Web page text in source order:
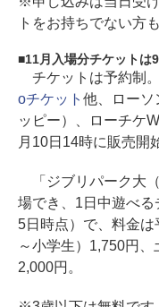
トをお持ちでない方
11月入場分チケットは
チケットは予約制
oチケット 他、ローソ
ッピー）、ローチケ
月10日14時に販売開
「ジブリパーク大
場でき、1日中遊べる
5日時点）で、料金
～小学生）1,750円
2,000円。